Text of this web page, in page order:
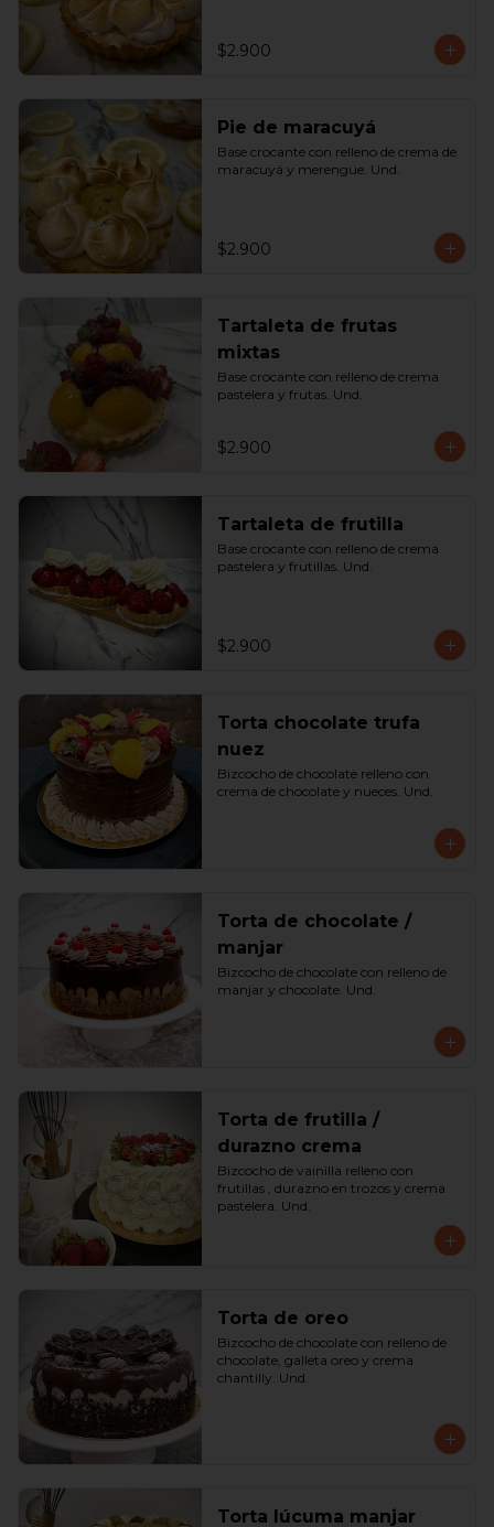
$2.900
Pie de maracuyá
Base crocante con relleno de crema de
maracuyá y merengue. Und.
$2.900
Tartaleta de frutas
mixtas
Base crocante con relleno de crema
pastelera y frutas. Und.
$2.900
Tartaleta de frutilla
Base crocante con relleno de crema
pastelera y frutillas. Und.
$2.900
Torta chocolate trufa
nuez
Bizcocho de chocolate relleno con
crema de chocolate y nueces. Und.
Torta de chocolate /
manjar
Bizcocho de chocolate con relleno de
manjar y chocolate. Und.
Torta de frutilla /
durazno crema
Bizcocho de vainilla relleno con
frutillas , durazno en trozos y crema
pastelera. Und.
Torta de oreo
Bizcocho de chocolate con relleno de
chocolate, galleta oreo y crema
chantilly. Und.
Torta lúcuma manjar